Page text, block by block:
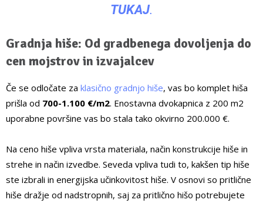
TUKAJ.
Gradnja hiše: Od gradbenega dovoljenja do
cen mojstrov in izvajalcev
Če se odločate za klasično gradnjo hiše, vas bo komplet hiša
prišla od 700-1.100 €/m2. Enostavna dvokapnica z 200 m2
uporabne površine vas bo stala tako okvirno 200.000 €.
Na ceno hiše vpliva vrsta materiala, način konstrukcije hiše in
strehe in način izvedbe. Seveda vpliva tudi to, kakšen tip hiše
ste izbrali in energijska učinkovitost hiše. V osnovi so pritlične
hiše dražje od nadstropnih, saj za pritlično hišo potrebujete